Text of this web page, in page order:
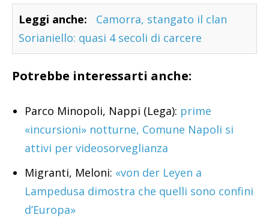
Leggi anche:
Camorra, stangato il clan
Sorianiello: quasi 4 secoli di carcere
Potrebbe interessarti anche:
Parco Minopoli, Nappi (Lega): prime
«incursioni» notturne, Comune Napoli si
attivi per videosorveglianza
Migranti, Meloni: «von der Leyen a
Lampedusa dimostra che quelli sono confini
d’Europa»